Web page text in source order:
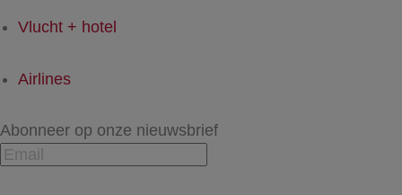
Vlucht + hotel
Airlines
Abonneer op onze nieuwsbrief